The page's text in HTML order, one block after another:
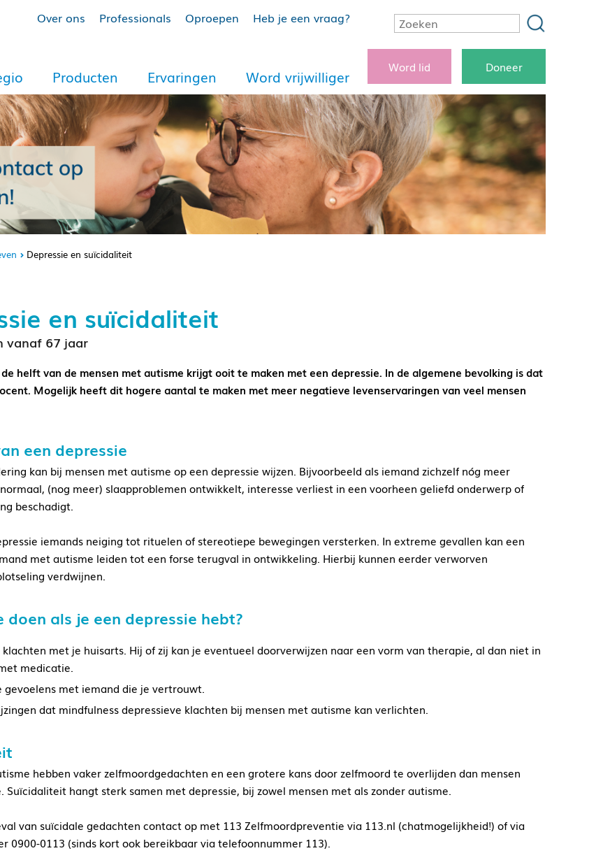
Over ons Professionals Oproepen Heb je een vraag?
Producten Ervaringen Word vrijwilliger
Word lid Doneer
Depressie en suïcidaliteit
en suïcidaliteit
vanaf 67 jaar
helft van de mensen met autisme krijgt ooit te maken met een depressie. In de algemene bevolking is dat
Mogelijk heeft dit hogere aantal te maken met meer negatieve levenservaringen van veel mensen
een depressie
kan bij mensen met autisme op een depressie wijzen. Bijvoorbeeld als iemand zichzelf nóg meer
(nog meer) slaapproblemen ontwikkelt, interesse verliest in een voorheen geliefd onderwerp of
beschadigt.
iemands neiging tot rituelen of stereotiepe bewegingen versterken. In extreme gevallen kan een
met autisme leiden tot een forse terugval in ontwikkeling. Hierbij kunnen eerder verworven
verdwijnen.
doen als je een depressie hebt?
klachten met je huisarts. Hij of zij kan je eventueel doorverwijzen naar een vorm van therapie, al dan niet in
medicatie.
gevoelens met iemand die je vertrouwt.
dat mindfulness depressieve klachten bij mensen met autisme kan verlichten.
hebben vaker zelfmoordgedachten en een grotere kans door zelfmoord te overlijden dan mensen
Suïcidaliteit hangt sterk samen met depressie, bij zowel mensen met als zonder autisme.
van suïcidale gedachten contact op met 113 Zelfmoordpreventie via 113.nl (chatmogelijkheid!) of via
0900-0113 (sinds kort ook bereikbaar via telefoonnummer 113).